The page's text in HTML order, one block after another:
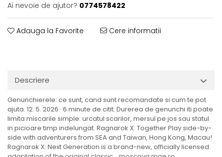
Ai nevoie de ajutor? 0774578422
Adauga la Favorite Cere informatii
Descriere
Genunchierele: ce sunt, cand sunt recomandate si cum te pot
ajuta. 12. 5. 2026 · 6 minute de citit. Durerea de genunchi iti poate
limita miscarile simple: urcatul scarilor, mersul pe jos sau statul
in picioare timp indelungat. Ragnarok X: Together Play side-by-
side with adventurers from SEA and Taiwan, Hong Kong, Macau!
Ragnarok X: Next Generation is a brand-new, officially licensed